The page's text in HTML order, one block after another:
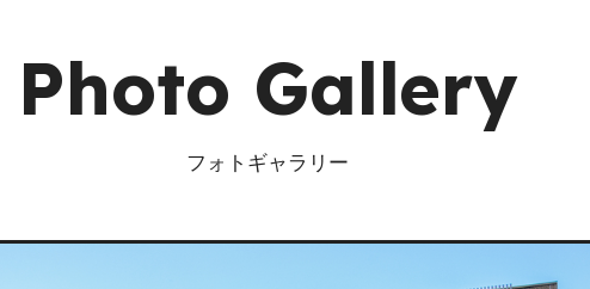
Photo Gallery
フォトギャラリー